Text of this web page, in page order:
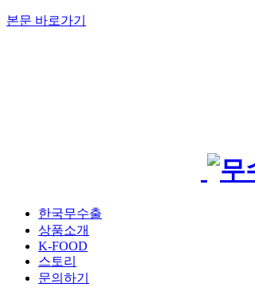
본문 바로가기
한국무수출
상품소개
K-FOOD
스토리
문의하기